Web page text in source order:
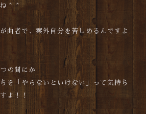
＾＾
曲者で、案外自分を苦しめるんですよ
の間にか
を「やらないといけない」って気持ち
よ！！